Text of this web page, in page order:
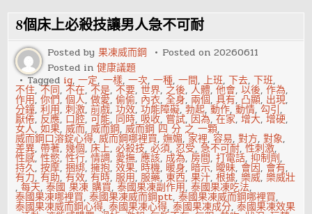
8個床上必殺技讓男人急不可耐
Posted by果凍威而鋼 Posted on20260611
Posted in健康議題
Tagged ig,一定,一樣,一次,一種,一間,上班,下去,下班,
不住,不同,不在,不是,不要,世界, 之後,人體,他會,以後,作為,
作用,你們,個人,做愛,偷偷, 內衣,全身, 兩個,具有, 凸顯, 出現,
分鐘,利用,刺激,前戲,功效,功能障礙,勃起,動作,動情,勾引,
厭倦, 反應, 口腔,可能, 同時, 吸收, 嘗試, 因為,在家,增大,增硬,
女人,如果,威而,威而鋼,威而鋼 四 分 之 一顆,
威而鋼口溶錠心得,威而鋼哪裡買,嫵媚, 家裡,容易,對方,對象,
差異,帶著,幾個,床上,必殺技,必須, 忍受,急不可耐,性刺激,
性感,性慾,性行,情調, 愛撫,應該, 成為,房間,打電話,抑制劑,
持久,按摩,捆綁,擁抱,效果, 時機, 暖身, 暗示, 曖昧, 會因, 會有,
有力,有助,有效,有時,服用,服藥,東西,果汁,根據,樂威,樂威壯
,每天,泰國 果凍 購買,泰國果凍副作用,泰國果凍吃法,
泰國果凍哪裡買,泰國果凍威而鋼ptt,泰國果凍威而鋼哪裡買,
泰國果凍威而鋼心得,泰國果凍心得,泰國果凍成分,泰國果凍效果